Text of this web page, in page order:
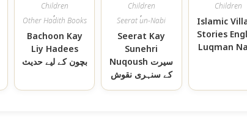
Children
,
Other Hadith Books
Bachoon Kay
Liy Hadees
بچون کے لیے حدیث
Children
,
Seerat un-Nabi
Seerat Kay
Sunehri
Nuqoush سیرت
کے سنہری نقوش
Children
Islamic
Stories
Luqman